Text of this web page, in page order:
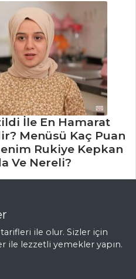
İle En Hamarat
Menüsü Kaç Puan
Rukiye Kepkan
Ve Nereli?
ile olur. Sizler için
ile lezzetli yemekler yapın.